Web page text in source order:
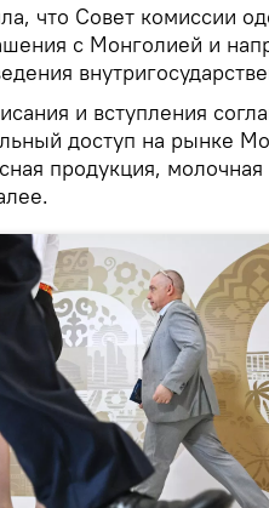
что Совет комиссии
с Монголией и
и вступления
доступ на рынке
продукция,